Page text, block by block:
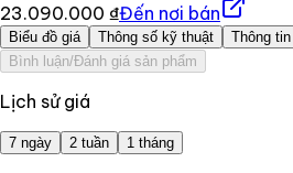
23.090.000 ₫Đến nơi bán
Biểu đồ giá Thông số kỹ thuật
Thông
Bình luận/Đánh giá sản phẩm
Lịch sử giá
7 ngày 2 tuần 1 tháng